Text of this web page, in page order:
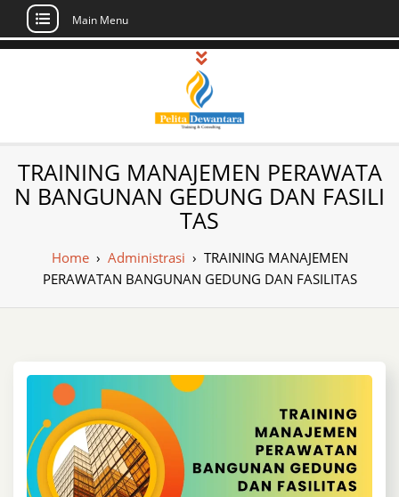
Skip
Main Menu
Pusat Pelatihan
dan Sertifikasi –
Daftar Training
Indonesia
Sertifikasi di Indonesia
TRAINING MANAJEMEN PERAWATA
N BANGUNAN GEDUNG DAN FASILI
TAS
Home› Administrasi › TRAINING MANAJEMEN
PERAWATAN BANGUNAN GEDUNG DAN FASILITAS